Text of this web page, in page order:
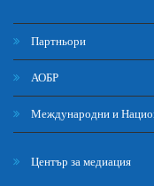
Партньори
АОБР
Международни и
Център за медиация